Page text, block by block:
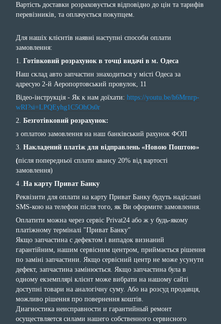
Вартість доставки розраховується відповідно до цін та тарифів
перевізників, та оплачується покупцем.
Для нашіх клієнтів наявні наступні способи оплати
замовлення:
1. Готівковий розрахунок в точці видачі в м. Одеса
Наш склад авто запчастин знаходиться у місті Одеса за
адресую 2-й Аеропортовський провулок, 11
Відео-інструкція - Як к нам доїхати: https://youtu.be/h6Mrnrp-
wRI?si=LPQEyhg1C5OhOs0r
2. Безготівковий розрахунок:
з оплатою замовлення на наш банківський рахунок ФОП
3. Накладений платіж для відправлень «Новою Поштою»
(після попередньої сплати авансу 20% від вартості
замовлення)
4 . На карту Приват Банку
Реквізити для оплати на карту Приват Банку будуть надіслані
SMS-кою на телефон після того, як Ви оформите замовлення.
Оплатити можна через сервіс Privat24 або ж у будь-якому
платіжному терміналі "Приват Банку"
Якщо запчастина с дефектом і випадок визнаний
гарантійним, нашим сервісним центром, приймається рішення
по заміні запчастини. Якщо сервісний центр не може усунути
дефект, запчастина замінюється. Якщо запчастина була в
одному екземплярі клієнт може вибрати на нашому сайті
доступні товари на аналогічну суму. Або на розсуд продавця,
можливо рішення про повернення коштів.
Диагностика неисправности и гарантийный ремонт
осуществляется силами нашего собственного сервисного